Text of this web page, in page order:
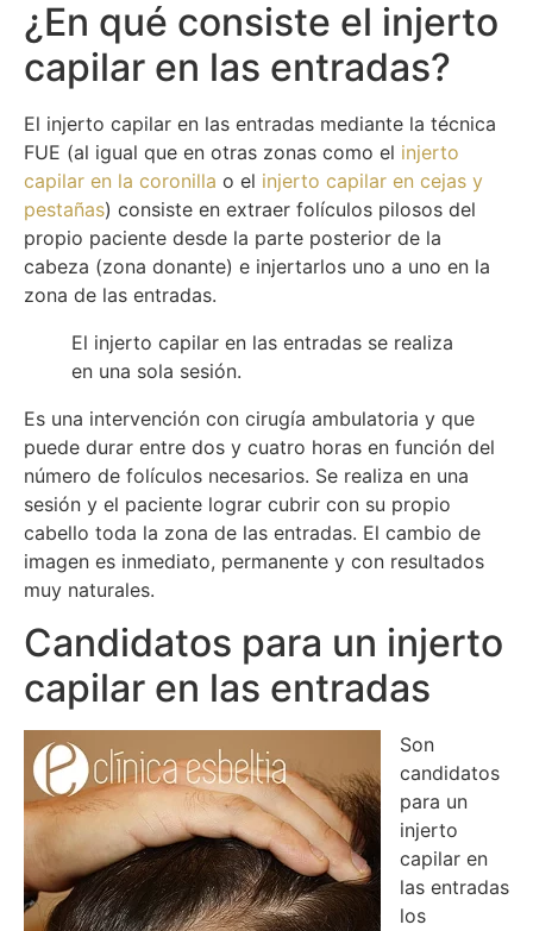
¿En qué consiste el injerto
capilar en las entradas?
El injerto capilar en las entradas mediante la técnica
FUE (al igual que en otras zonas como el injerto
capilar en la coronilla o el injerto capilar en cejas y
pestañas) consiste en extraer folículos pilosos del
propio paciente desde la parte posterior de la
cabeza (zona donante) e injertarlos uno a uno en la
zona de las entradas.
El injerto capilar en las entradas se realiza
en una sola sesión.
Es una intervención con cirugía ambulatoria y que
puede durar entre dos y cuatro horas en función del
número de folículos necesarios. Se realiza en una
sesión y el paciente lograr cubrir con su propio
cabello toda la zona de las entradas. El cambio de
imagen es inmediato, permanente y con resultados
muy naturales.
Candidatos para un injerto
capilar en las entradas
Son
candidatos
para un
injerto
capilar en
las entradas
los